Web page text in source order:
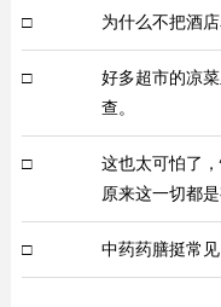
□ 为什么不把酒
□
好多超市的凉
查。
□
这也太可怕了
原来这一切都是
□ 中药药膳挺常